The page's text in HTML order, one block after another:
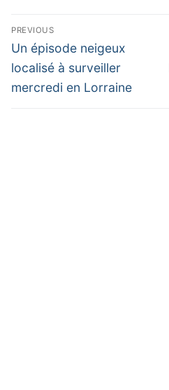
Navigation
de
l’article
PREVIOUS
Previous
post:
Un épisode neigeux
localisé à surveiller
mercredi en Lorraine